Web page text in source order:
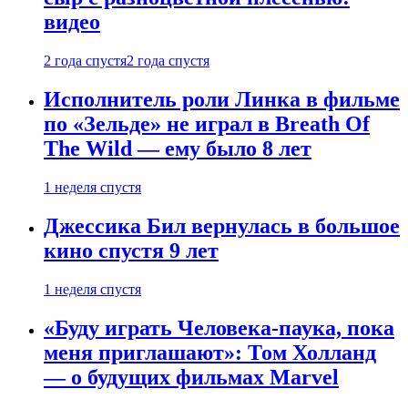
видео
2 года спустя2 года спустя
Исполнитель роли Линка в фильме
по «Зельде» не играл в Breath Of
The Wild — ему было 8 лет
1 неделя спустя
Джессика Бил вернулась в большое
кино спустя 9 лет
1 неделя спустя
«Буду играть Человека-паука, пока
меня приглашают»: Том Холланд
— о будущих фильмах Marvel